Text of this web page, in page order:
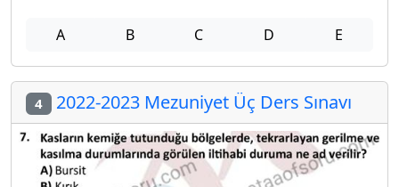
A B C D E
4 2022-2023 Mezuniyet Üç Ders Sınavı